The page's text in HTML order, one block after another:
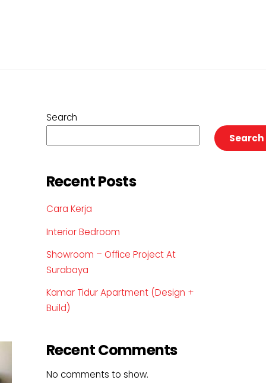
Search
Search
Recent Posts
Cara Kerja
Interior Bedroom
Showroom – Office Project At
Surabaya
Kamar Tidur Apartment (Design +
Build)
Recent Comments
No comments to show.